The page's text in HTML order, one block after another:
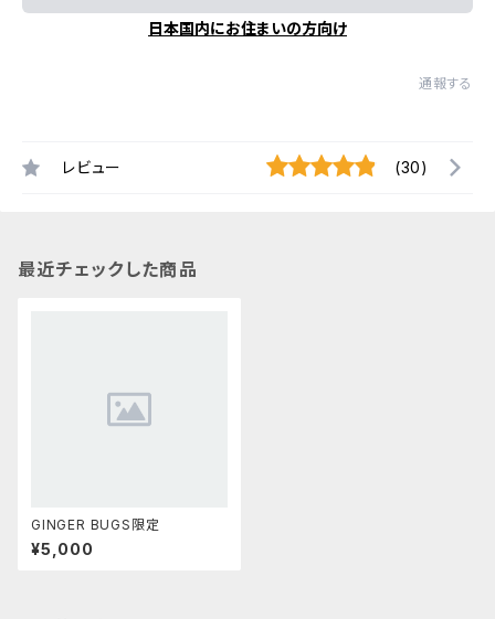
日本国内にお住まいの方向け
通報する
レビュー (30)
最近チェックした商品
GINGER BUGS限定
¥5,000